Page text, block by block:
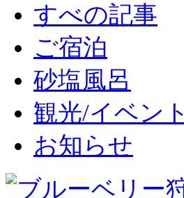
すべの記事
ご宿泊
砂塩風呂
観光/イベント
お知らせ